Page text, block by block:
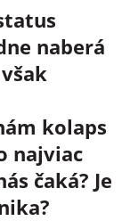
naberá
kolaps
najviac
čaká? Je